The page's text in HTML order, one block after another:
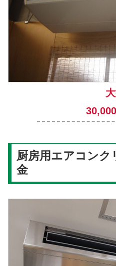
厨房用エアコンク
金